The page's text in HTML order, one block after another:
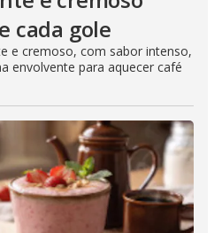
cada gole
e cremoso, com sabor intenso,
envolvente para aquecer café